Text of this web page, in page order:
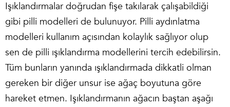
Işıklandırmalar doğrudan fişe takılarak çalışabildiği
gibi pilli modelleri de bulunuyor. Pilli aydınlatma
modelleri kullanım açısından kolaylık sağlıyor olup
sen de pilli ışıklandırma modellerini tercih edebilirsin.
Tüm bunların yanında ışıklandırmada dikkatli olman
gereken bir diğer unsur ise ağaç boyutuna göre
hareket etmen. Işıklandırmanın ağacın baştan aşağı